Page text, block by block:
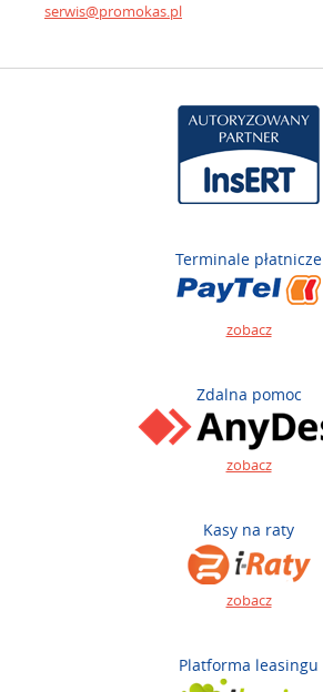
serwis@promokas.pl
Terminale płatnicze
zobacz
Zdalna pomoc
zobacz
Kasy na raty
zobacz
Platforma leasingu